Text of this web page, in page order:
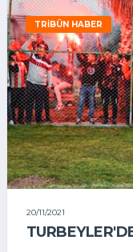
TRIBÜN HABER
20/11/2021